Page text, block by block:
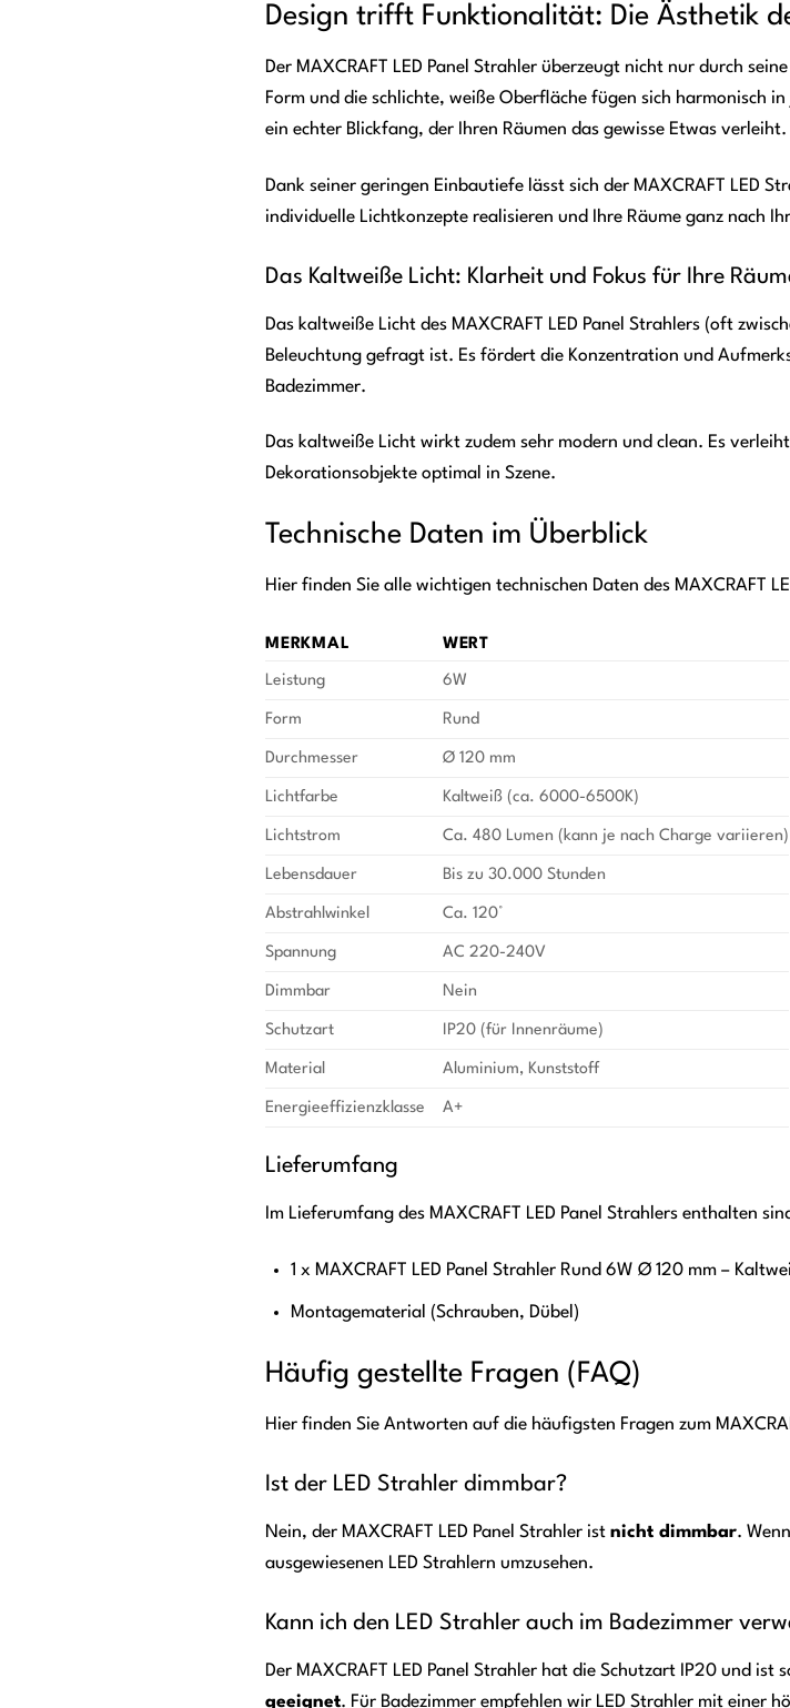
Design trifft Funktionalität: Die Ästhetik
Der MAXCRAFT LED Panel Strahler überzeugt nicht nur durch
Form und die schlichte, weiße Oberfläche fügen sich harmonisch
ein echter Blickfang, der Ihren Räumen das gewisse Etwas verleiht.
Dank seiner geringen Einbautiefe lässt sich der MAXCRAFT LED
individuelle Lichtkonzepte realisieren und Ihre Räume ganz nach
Das Kaltweiße Licht: Klarheit und Fokus für Ihre
Das kaltweiße Licht des MAXCRAFT LED Panel Strahlers (oft
Beleuchtung gefragt ist. Es fördert die Konzentration und
Badezimmer.
Das kaltweiße Licht wirkt zudem sehr modern und clean. Es
Dekorationsobjekte optimal in Szene.
Technische Daten im Überblick
Hier finden Sie alle wichtigen technischen Daten des MAXCRAFT
MERKMAL WERT
Leistung 6W
Form Rund
Durchmesser Ø 120 mm
Lichtfarbe Kaltweiß (ca. 6000-6500K)
Lichtstrom Ca. 480 Lumen (kann je nach Charge variieren)
Lebensdauer Bis zu 30.000 Stunden
Abstrahlwinkel Ca. 120°
Spannung AC 220-240V
Dimmbar Nein
Schutzart IP20 (für Innenräume)
Material Aluminium, Kunststoff
Energieeffizienzklasse A+
Lieferumfang
Im Lieferumfang des MAXCRAFT LED Panel Strahlers enthalten
1 x MAXCRAFT LED Panel Strahler Rund 6W Ø 120 mm –
Montagematerial (Schrauben, Dübel)
Häufig gestellte Fragen (FAQ)
Hier finden Sie Antworten auf die häufigsten Fragen zum
Ist der LED Strahler dimmbar?
Nein, der MAXCRAFT LED Panel Strahler ist nicht dimmbar.
ausgewiesenen LED Strahlern umzusehen.
Kann ich den LED Strahler auch im Badezimmer
Der MAXCRAFT LED Panel Strahler hat die Schutzart IP20 und ist
geeignet. Für Badezimmer empfehlen wir LED Strahler mit einer